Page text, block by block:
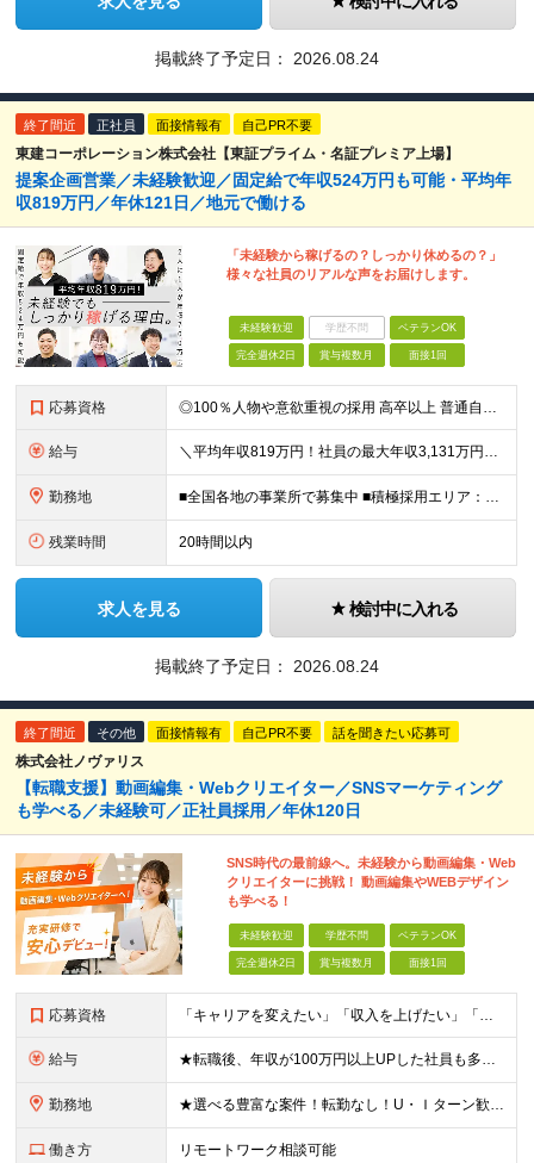
掲載終了予定日： 2026.08.24
終了間近 正社員 面接情報有 自己PR不要
東建コーポレーション株式会社【東証プライム・名証プレミア上場】
提案企画営業／未経験歓迎／固定給で年収524万円も可能・平均年
収819万円／年休121日／地元で働ける
「未経験から稼げるの？しっかり休めるの？」
様々な社員のリアルな声をお届けします。
未経験歓迎 学歴不問 ベテランOK
完全週休2日 賞与複数月 面接1回
応募資格 ◎100％人物や意欲重視の採用 高卒以上 普通自動車第一種運転免許取得者（AT限定可） ★職歴は全く問いません！ 前向きにコツコツと向き合える方であれば結果がついてくるお仕事です。 現職・無職、正社
給与 ＼平均年収819万円！社員の最大年収3,131万円／ 固定給だけで、年収524万円も可能！ インセンティブだけでなく固定給でもしっかり稼げる仕組みです！ 【入社初年度】 年収400万～550万円＋イ
勤務地 ■全国各地の事業所で募集中 ■積極採用エリア：東京・神奈川・埼玉・千葉・愛知 ※希望の勤務地で働ける！通勤可能な事業所を選定していきます ※地元に戻って働きたいUターン希望者も歓迎します！ ※社用車を
残業時間 20時間以内
求人を見る 検討中に入れる
掲載終了予定日： 2026.08.24
終了間近 その他 面接情報有 自己PR不要 話を聞きたい応募可
株式会社ノヴァリス
【転職支援】動画編集・Webクリエイター／SNSマーケティング
も学べる／未経験可／正社員採用／年休120日
SNS時代の最前線へ。未経験から動画編集・Web
クリエイターに挑戦！ 動画編集やWEBデザイン
も学べる！
未経験歓迎 学歴不問 ベテランOK
完全週休2日 賞与複数月 面接1回
応募資格 「キャリアを変えたい」「収入を上げたい」「将来に強いスキルを身につけたい」方歓迎！ ・未経験歓迎 ・学歴不問 ・第二新卒歓迎 ＼経験やスキルではなく、“これから”を重視します／ 「今のままでいい
給与 ★転職後、年収が100万円以上UPした社員も多数！ 月給25.9万円以上＋諸手当＋賞与年2回＋インセンティブ 【固定残業代について】 なし（残業代は、実際の労働時間に応じて別途全額支給）
勤務地 ★選べる豊富な案件！転勤なし！U・Ｉターン歓迎！ 東京、神奈川、埼玉、千葉、愛知、大阪、兵庫、京都、広島、福岡をはじめとする全国各地のプロジェクト先。 プライム上場、グロース上場企業の大手～ベンチ
働き方 リモートワーク相談可能